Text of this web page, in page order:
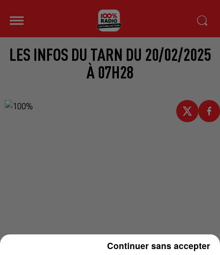
LES INFOS DU TARN DU 20/02/2025
À 07H28
Continuer sans accepter